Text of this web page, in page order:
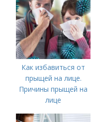
Как избавиться от
прыщей на лице.
Причины прыщей на
лице